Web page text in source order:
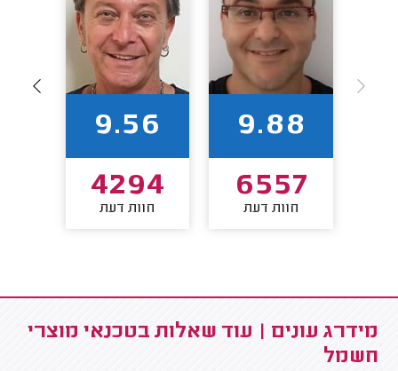
9.88
6557
חוות דעת
9.56
4294
חוות דעת
מידרג עונים | עוד שאלות בטכנאי מוצרי
חשמל